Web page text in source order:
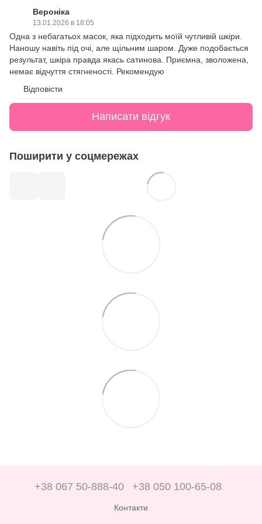
Вероніка
13.01.2026 в 18:05
Одна з небагатьох масок, яка підходить моїй чутливій шкіри.
Наношу навіть під очі, але щільним шаром. Дуже подобається
результат, шкіра правда якась сатинова. Приємна, зволожена,
немає відчуття стягненості. Рекомендую
Відповісти
Написати відгук
Поширити у соцмережах
+38 067 50-888-40 +38 050 100-65-08
Контакти